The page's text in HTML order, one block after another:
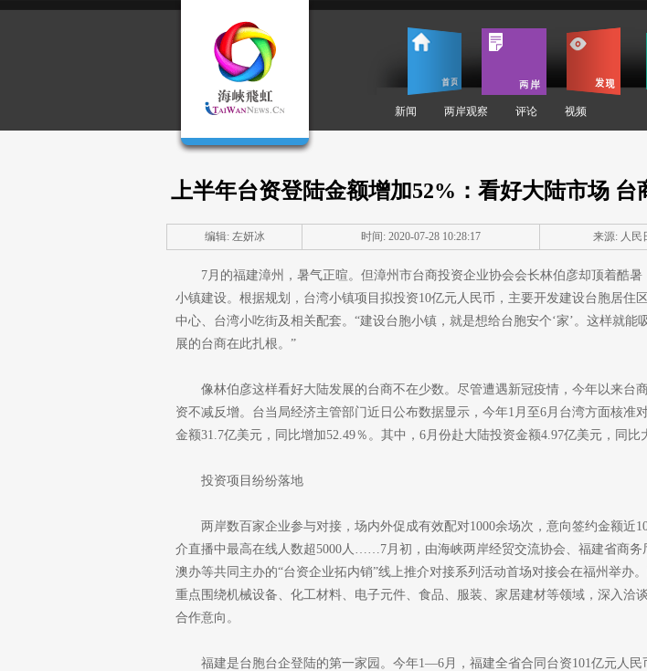
新闻 两岸观察 评论 视频
上半年台资登陆金额增加52%：看好大陆市场 台
编辑: 左妍冰 时间: 2020-07-28 10:28:17 来源: 人民
7月的福建漳州，暑气正暄。但漳州市台商投资企业协会会长林伯彦却顶着酷暑
小镇建设。根据规划，台湾小镇项目拟投资10亿元人民币，主要开发建设台胞居住
中心、台湾小吃街及相关配套。“建设台胞小镇，就是想给台胞安个‘家’。这样就能
展的台商在此扎根。”
像林伯彦这样看好大陆发展的台商不在少数。尽管遭遇新冠疫情，今年以来台
资不减反增。台当局经济主管部门近日公布数据显示，今年1月至6月台湾方面核准
金额31.7亿美元，同比增加52.49％。其中，6月份赴大陆投资金额4.97亿美元，同比
投资项目纷纷落地
两岸数百家企业参与对接，场内外促成有效配对1000余场次，意向签约金额近
介直播中最高在线人数超5000人……7月初，由海峡两岸经贸交流协会、福建省商务
澳办等共同主办的“台资企业拓内销”线上推介对接系列活动首场对接会在福州举办
重点围绕机械设备、化工材料、电子元件、食品、服装、家居建材等领域，深入洽
合作意向。
福建是台胞台企登陆的第一家园。今年1—6月，福建全省合同台资101亿元人民